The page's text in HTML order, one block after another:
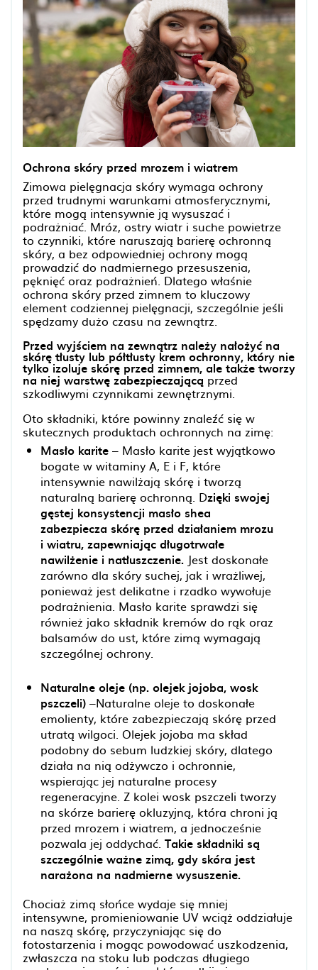
Ochrona skóry przed mrozem i wiatrem
Zimowa pielęgnacja skóry wymaga ochrony
przed trudnymi warunkami atmosferycznymi,
które mogą intensywnie ją wysuszać i
podrażniać. Mróz, ostry wiatr i suche powietrze
to czynniki, które naruszają barierę ochronną
skóry, a bez odpowiedniej ochrony mogą
prowadzić do nadmiernego przesuszenia,
pęknięć oraz podrażnień. Dlatego właśnie
ochrona skóry przed zimnem to kluczowy
element codziennej pielęgnacji, szczególnie jeśli
spędzamy dużo czasu na zewnątrz.
Przed wyjściem na zewnątrz należy nałożyć na
skórę tłusty lub półtłusty krem ochronny, który nie
tylko izoluje skórę przed zimnem, ale także tworzy
na niej warstwę zabezpieczającą przed
szkodliwymi czynnikami zewnętrznymi.
Oto składniki, które powinny znaleźć się w
skutecznych produktach ochronnych na zimę:
Masło karite – Masło karite jest wyjątkowo
bogate w witaminy A, E i F, które
intensywnie nawilżają skórę i tworzą
naturalną barierę ochronną. Dzięki swojej
gęstej konsystencji masło shea
zabezpiecza skórę przed działaniem mrozu
i wiatru, zapewniając długotrwałe
nawilżenie i natłuszczenie. Jest doskonałe
zarówno dla skóry suchej, jak i wrażliwej,
ponieważ jest delikatne i rzadko wywołuje
podrażnienia. Masło karite sprawdzi się
również jako składnik kremów do rąk oraz
balsamów do ust, które zimą wymagają
szczególnej ochrony.
Naturalne oleje (np. olejek jojoba, wosk
pszczeli) –Naturalne oleje to doskonałe
emolienty, które zabezpieczają skórę przed
utratą wilgoci. Olejek jojoba ma skład
podobny do sebum ludzkiej skóry, dlatego
działa na nią odżywczo i ochronnie,
wspierając jej naturalne procesy
regeneracyjne. Z kolei wosk pszczeli tworzy
na skórze barierę okluzyjną, która chroni ją
przed mrozem i wiatrem, a jednocześnie
pozwala jej oddychać. Takie składniki są
szczególnie ważne zimą, gdy skóra jest
narażona na nadmierne wysuszenie.
Chociaż zimą słońce wydaje się mniej
intensywne, promieniowanie UV wciąż oddziałuje
na naszą skórę, przyczyniając się do
fotostarzenia i mogąc powodować uszkodzenia,
zwłaszcza na stoku lub podczas długiego